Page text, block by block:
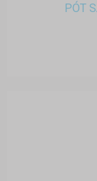
PÓT